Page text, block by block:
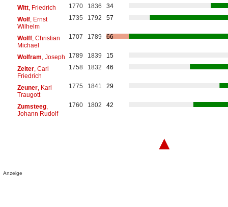
Witt, Friedrich 1770 1836
34
Wolf, Ernst
Wilhelm
1735 1792 57
Wolff, Christian
Michael
1707 1789 66
Wolfram , Joseph 1789 1839
15
Zelter, Carl
Friedrich
1758 1832 46
Zeuner, Karl
Traugott
1775 1841 29
Zumsteeg,
Johann Rudolf
1760 1802 42
▲
Anzeige